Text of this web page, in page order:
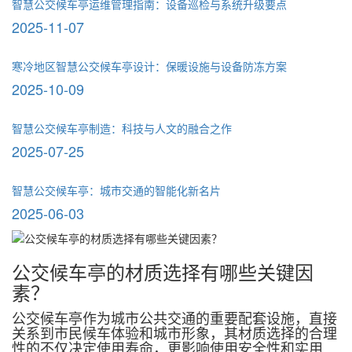
智慧公交候车亭运维管理指南：设备巡检与系统升级要点
2025-11-07
寒冷地区智慧公交候车亭设计：保暖设施与设备防冻方案
2025-10-09
智慧公交候车亭制造：科技与人文的融合之作
2025-07-25
智慧公交候车亭：城市交通的智能化新名片
2025-06-03
公交候车亭的材质选择有哪些关键因
素？
公交候车亭作为城市公共交通的重要配套设施，直接
关系到市民候车体验和城市形象，其材质选择的合理
性的不仅决定使用寿命，更影响使用安全性和实用